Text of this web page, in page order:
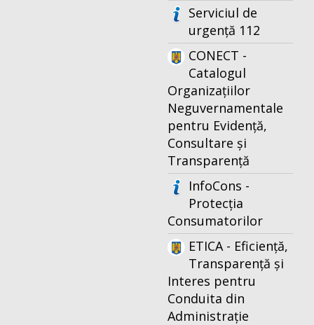
Serviciul de
urgență 112
CONECT -
Catalogul
Organizațiilor
Neguvernamentale
pentru Evidență,
Consultare și
Transparență
InfoCons -
Protecția
Consumatorilor
ETICA - Eficiență,
Transparență și
Interes pentru
Conduita din
Administrație